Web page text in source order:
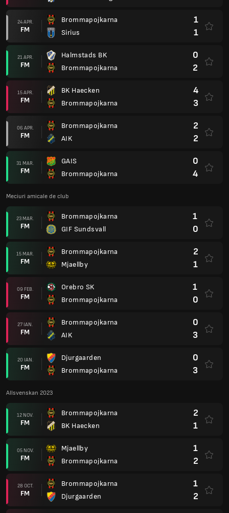
24 APR.
FM
Brommapojkarna
Sirius
1
1
21 APR.
FM
Halmstads BK
Brommapojkarna
0
2
15 APR.
FM
BK Haecken
Brommapojkarna
4
3
06 APR.
FM
Brommapojkarna
AIK
2
2
31 MAR.
FM
GAIS
Brommapojkarna
0
4
Meciuri amicale de club
23 MAR.
FM
Brommapojkarna
GIF Sundsvall
1
0
15 MAR.
FM
Brommapojkarna
Mjaellby
2
1
09 FEB.
FM
Orebro SK
Brommapojkarna
1
0
27 IAN.
FM
Brommapojkarna
AIK
0
3
20 IAN.
FM
Djurgaarden
Brommapojkarna
0
3
Allsvenskan 2023
12 NOV.
FM
Brommapojkarna
BK Haecken
2
1
05 NOV.
FM
Mjaellby
Brommapojkarna
1
2
28 OCT.
FM
Brommapojkarna
Djurgaarden
1
2